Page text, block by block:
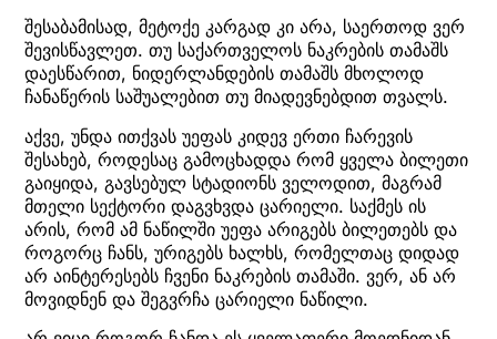
შესაბამისად, მეტოქე კარგად კი არა, საერთოდ ვერ
შევისწავლეთ. თუ საქართველოს ნაკრების თამაშს
დაესწარით, ნიდერლანდების თამაშს მხოლოდ
ჩანაწერის საშუალებით თუ მიადევნებდით თვალს.
აქვე, უნდა ითქვას უეფას კიდევ ერთი ჩარევის
შესახებ, როდესაც გამოცხადდა რომ ყველა ბილეთი
გაიყიდა, გავსებულ სტადიონს ველოდით, მაგრამ
მთელი სექტორი დაგვხვდა ცარიელი. საქმეს ის
არის, რომ ამ ნაწილში უეფა არიგებს ბილეთებს და
როგორც ჩანს, ურიგებს ხალხს, რომელთაც დიდად
არ აინტერესებს ჩვენი ნაკრების თამაში. ვერ, ან არ
მოვიდნენ და შეგვრჩა ცარიელი ნაწილი.